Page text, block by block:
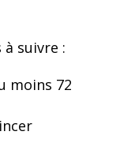
suivre :
moins 72